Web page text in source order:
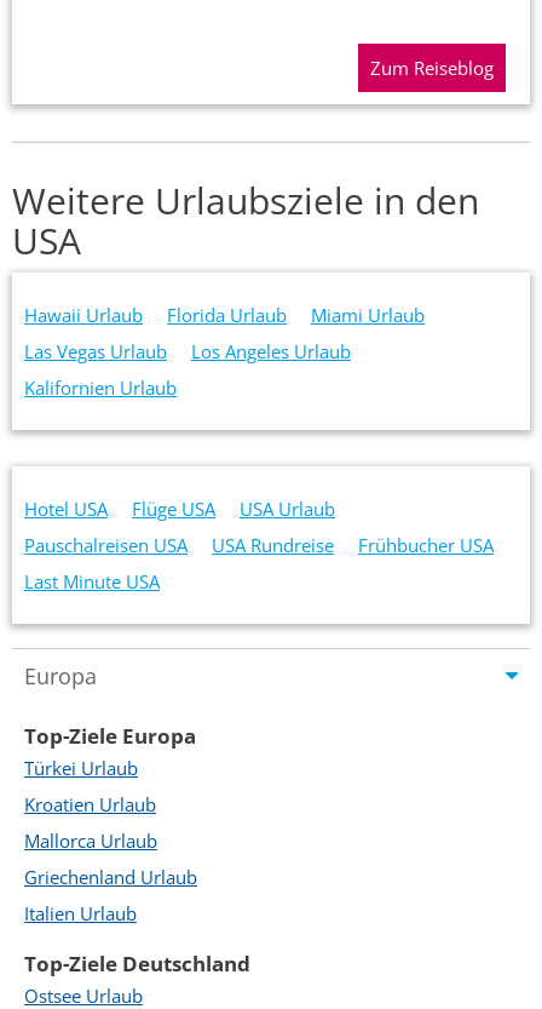
Zum Reiseblog
Weitere Urlaubsziele in den
USA
Hawaii Urlaub Florida Urlaub
Miami Urlaub
Las Vegas Urlaub
Los Angeles Urlaub
Kalifornien Urlaub
Hotel USA Flüge USA
USA Urlaub
Pauschalreisen USA
USA Rundreise
Frühbucher USA
Last Minute USA
Europa
Top-Ziele Europa
Türkei Urlaub
Kroatien Urlaub
Mallorca Urlaub
Griechenland Urlaub
Italien Urlaub
Top-Ziele Deutschland
Ostsee Urlaub